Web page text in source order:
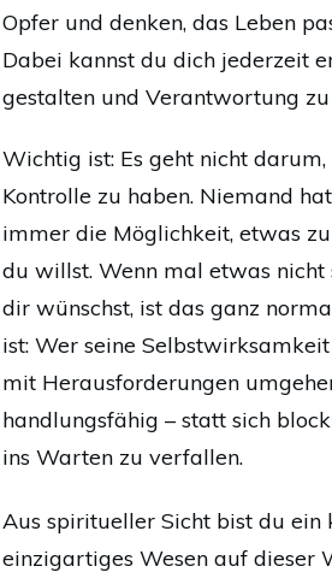
Opfer und denken, das Leben
Dabei kannst du dich jederzeit
gestalten und Verantwortung
Wichtig ist: Es geht nicht
Kontrolle zu haben. Niemand
immer die Möglichkeit, etwas
du willst. Wenn mal etwas nicht
dir wünschst, ist das ganz
ist: Wer seine
mit Herausforderungen
handlungsfähig – statt sich
ins Warten zu verfallen.
Aus spiritueller Sicht bist du ein
einzigartiges Wesen auf dieser